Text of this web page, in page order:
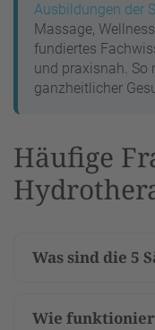
Ausbildungen der
Massage,
fundiertes
und praxisnah. So
ganzheitlicher
Häufige
Was sind die 5
Wie